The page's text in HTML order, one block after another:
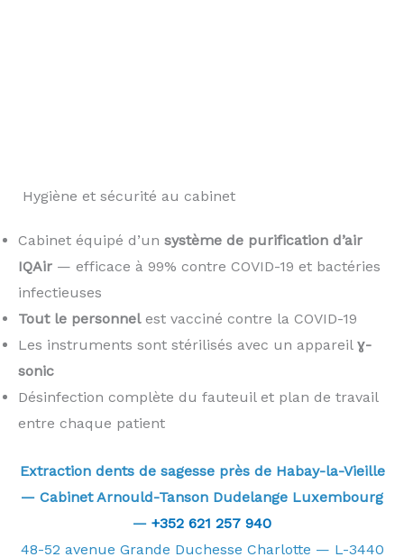
️ Hygiène et sécurité au cabinet
Cabinet équipé d’un système de purification d’air
IQAir — efficace à 99% contre COVID-19 et bactéries
infectieuses
Tout le personnelest vacciné contre la COVID-19
Les instruments sont stérilisés avec un appareil ɣ-
sonic
Désinfection complète du fauteuil et plan de travail
entre chaque patient
Extraction dents de sagesse près de Habay-la-Vieille
— Cabinet Arnould-Tanson Dudelange Luxembourg
— +352 621 257 940
48-52 avenue Grande Duchesse Charlotte — L-3440